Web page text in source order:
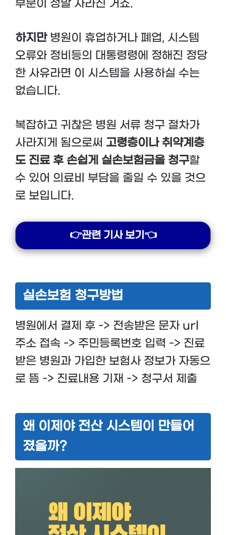
부분이 정말 사라진 거죠.
하지만병원이 휴업하거나 폐업, 시스템
오류와 정비등의 대통령령에 정해진 정당
한 사유라면 이 시스템을 사용하실 수는
없습니다.
복잡하고 귀찮은 병원 서류 청구 절차가
사라지게 됨으로써 고령층이나 취약계층
도 진료 후 손쉽게 실손보험금을 청구할
수 있어 의료비 부담을 줄일 수 있을 것으
로 보입니다.
👉관련 기사 보기👈
실손보험 청구방법
병원에서 결제 후 -> 전송받은 문자 url
주소 접속 -> 주민등록번호 입력 -> 진료
받은 병원과 가입한 보험사 정보가 자동으
로 뜸 -> 진료내용 기재 -> 청구서 제출
왜 이제야 전산 시스템이 만들어
졌을까?